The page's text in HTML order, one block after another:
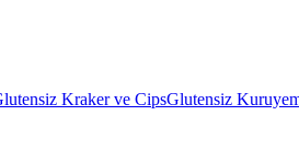
Kraker ve CipsGlutensiz